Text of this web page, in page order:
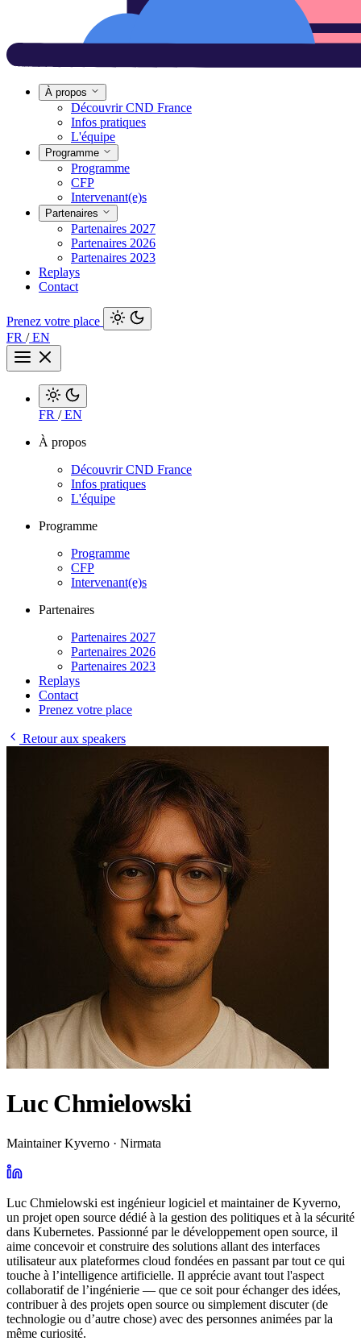
À propos
Découvrir CND France
Infos pratiques
L'équipe
Programme
Programme
CFP
Intervenant(e)s
Partenaires
Partenaires 2027
Partenaires 2026
Partenaires 2023
Replays
Contact
Prenez votre place
FR /EN
FR /EN
À propos
Découvrir CND France
Infos pratiques
L'équipe
Programme
Programme
CFP
Intervenant(e)s
Partenaires
Partenaires 2027
Partenaires 2026
Partenaires 2023
Replays
Contact
Prenez votre place
Retour aux speakers
Luc Chmielowski
Maintainer Kyverno · Nirmata
Luc Chmielowski est ingénieur logiciel et maintainer de Kyverno,
un projet open source dédié à la gestion des politiques et à la sécurité
dans Kubernetes. Passionné par le développement open source, il
aime concevoir et construire des solutions allant des interfaces
utilisateur aux plateformes cloud fondées en passant par tout ce qui
touche à l’intelligence artificielle. Il apprécie avant tout l'aspect
collaboratif de l’ingénierie — que ce soit pour échanger des idées,
contribuer à des projets open source ou simplement discuter (de
technologie ou d’autre chose) avec des personnes animées par la
même curiosité.